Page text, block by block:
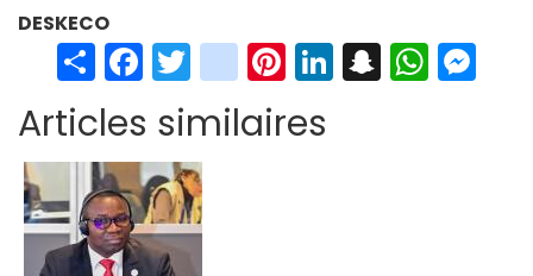
DESKECO
S
h
ar
e
Fa
ce
b
o
o
k
T
wi
tt
er
in
st
ag
Pi
er
Li S W
Articles similaires